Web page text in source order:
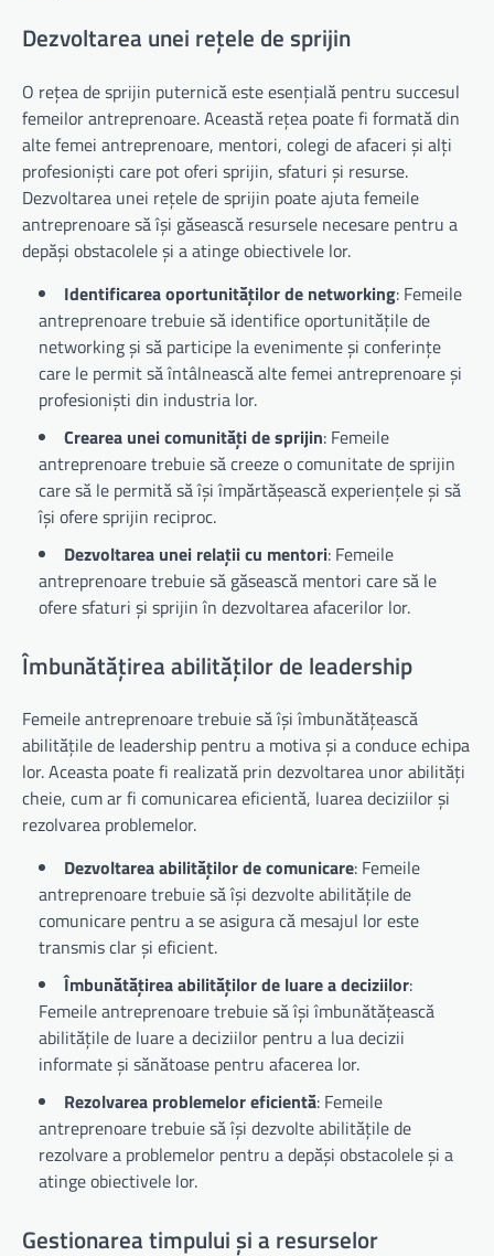
Dezvoltarea unei rețele de sprijin
O rețea de sprijin puternică este esențială pentru succesul
femeilor antreprenoare. Această rețea poate fi formată din
alte femei antreprenoare, mentori, colegi de afaceri și alți
profesioniști care pot oferi sprijin, sfaturi și resurse.
Dezvoltarea unei rețele de sprijin poate ajuta femeile
antreprenoare să își găsească resursele necesare pentru a
depăși obstacolele și a atinge obiectivele lor.
Identificarea oportunităților de networking: Femeile
antreprenoare trebuie să identifice oportunitățile de
networking și să participe la evenimente și conferințe
care le permit să întâlnească alte femei antreprenoare și
profesioniști din industria lor.
Crearea unei comunități de sprijin: Femeile
antreprenoare trebuie să creeze o comunitate de sprijin
care să le permită să își împărtășească experiențele și să
își ofere sprijin reciproc.
Dezvoltarea unei relații cu mentori: Femeile
antreprenoare trebuie să găsească mentori care să le
ofere sfaturi și sprijin în dezvoltarea afacerilor lor.
Îmbunătățirea abilităților de leadership
Femeile antreprenoare trebuie să își îmbunătățească
abilitățile de leadership pentru a motiva și a conduce echipa
lor. Aceasta poate fi realizată prin dezvoltarea unor abilități
cheie, cum ar fi comunicarea eficientă, luarea deciziilor și
rezolvarea problemelor.
Dezvoltarea abilităților de comunicare: Femeile
antreprenoare trebuie să își dezvolte abilitățile de
comunicare pentru a se asigura că mesajul lor este
transmis clar și eficient.
Îmbunătățirea abilităților de luare a deciziilor:
Femeile antreprenoare trebuie să își îmbunătățească
abilitățile de luare a deciziilor pentru a lua decizii
informate și sănătoase pentru afacerea lor.
Rezolvarea problemelor eficientă: Femeile
antreprenoare trebuie să își dezvolte abilitățile de
rezolvare a problemelor pentru a depăși obstacolele și a
atinge obiectivele lor.
Gestionarea timpului și a resurselor